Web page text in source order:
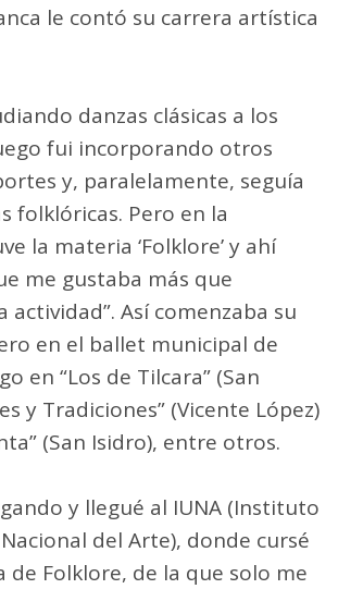
le contó su carrera artística
danzas clásicas a los
fui incorporando otros
y, paralelamente, seguía
folklóricas. Pero en la
la materia ‘Folklore’ y ahí
me gustaba más que
Así comenzaba su
en el ballet municipal de
en “Los de Tilcara” (San
y Tradiciones” (Vicente López)
(San Isidro), entre otros.
y llegué al IUNA (Instituto
del Arte), donde cursé
de Folklore, de la que solo me